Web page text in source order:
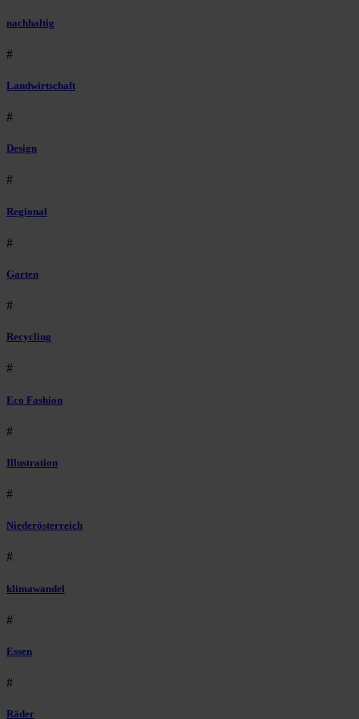
nachhaltig
#
Landwirtschaft
#
Design
#
Regional
#
Garten
#
Recycling
#
Eco Fashion
#
Illustration
#
Niederösterreich
#
klimawandel
#
Essen
#
Räder